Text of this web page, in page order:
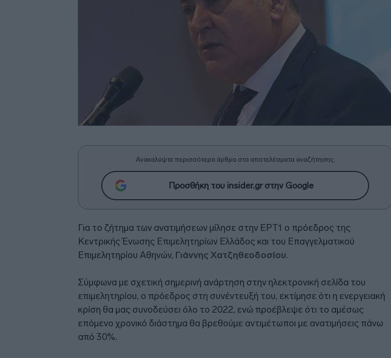
Ανακαλύψτε περισσότερα άρθρα στα αποτελέσματα αναζήτησης.
Προσθήκη του insider.gr στην Google
Για το ζήτημα των ανατιμήσεων μίλησε στην ΕΡΤ1 ο πρόεδρος της
Κεντρικής Ένωσης Επιμελητηρίων Ελλάδος και του Επαγγελματικού
Επιμελητηρίου Αθηνών, Γιάννης Χατζηθεοδοσίου.
Σύμφωνα με σχετική σημερινή ανάρτηση στην ηλεκτρονική σελίδα του
επιμελητηρίου, ο πρόεδρος στη συνέντευξή του, εκτίμησε ότι η ενεργειακή
κρίση θα μας συνοδεύσει όλο το 2022, ενώ προέβλεψε ότι το αμέσως
επόμενο χρονικό διάστημα θα βρεθούμε αντιμέτωποι με ανατιμήσεις πάνω
από 30%.